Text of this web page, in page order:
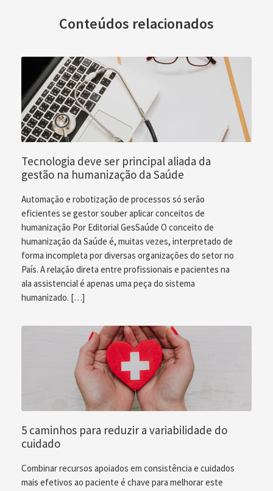
Conteúdos relacionados
Tecnologia deve ser principal aliada da
gestão na humanização da Saúde
Automação e robotização de processos só serão
eficientes se gestor souber aplicar conceitos de
humanização Por Editorial GesSaúde O conceito de
humanização da Saúde é, muitas vezes, interpretado de
forma incompleta por diversas organizações do setor no
País. A relação direta entre profissionais e pacientes na
ala assistencial é apenas uma peça do sistema
humanizado. […]
5 caminhos para reduzir a variabilidade do
cuidado
Combinar recursos apoiados em consistência e cuidados
mais efetivos ao paciente é chave para melhorar este